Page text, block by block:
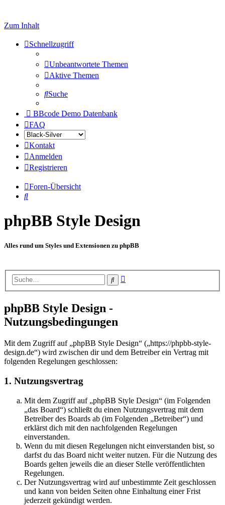
Zum Inhalt
Schnellzugriff
Unbeantwortete Themen
Aktive Themen
Suche
BBcode Demo Datenbank
FAQ
Kontakt
Anmelden
Registrieren
Foren-Übersicht
Suche
phpBB Style Design
Alles rund um Styles und Extensionen zu phpBB
Suche
phpBB Style Design -
Nutzungsbedingungen
Mit dem Zugriff auf „phpBB Style Design“ („https://phpbb-style-
design.de“) wird zwischen dir und dem Betreiber ein Vertrag mit
folgenden Regelungen geschlossen:
1. Nutzungsvertrag
Mit dem Zugriff auf „phpBB Style Design“ (im Folgenden
„das Board“) schließt du einen Nutzungsvertrag mit dem
Betreiber des Boards ab (im Folgenden „Betreiber“) und
erklärst dich mit den nachfolgenden Regelungen
einverstanden.
Wenn du mit diesen Regelungen nicht einverstanden bist, so
darfst du das Board nicht weiter nutzen. Für die Nutzung des
Boards gelten jeweils die an dieser Stelle veröffentlichten
Regelungen.
Der Nutzungsvertrag wird auf unbestimmte Zeit geschlossen
und kann von beiden Seiten ohne Einhaltung einer Frist
jederzeit gekündigt werden.